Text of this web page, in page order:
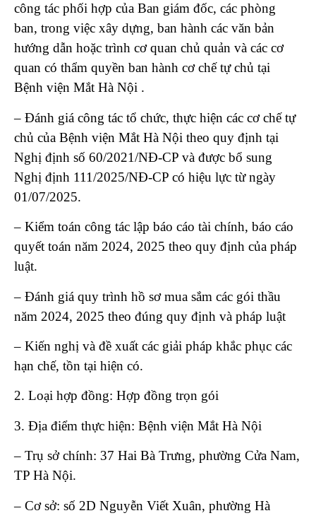
công tác phối hợp của Ban giám đốc, các phòng
ban, trong việc xây dựng, ban hành các văn bản
hướng dẫn hoặc trình cơ quan chủ quản và các cơ
quan có thẩm quyền ban hành cơ chế tự chủ tại
Bệnh viện Mắt Hà Nội .
– Đánh giá công tác tổ chức, thực hiện các cơ chế tự
chủ của Bệnh viện Mắt Hà Nội theo quy định tại
Nghị định số 60/2021/NĐ-CP và được bổ sung
Nghị định 111/2025/NĐ-CP có hiệu lực từ ngày
01/07/2025.
– Kiểm toán công tác lập báo cáo tài chính, báo cáo
quyết toán năm 2024, 2025 theo quy định của pháp
luật.
– Đánh giá quy trình hồ sơ mua sắm các gói thầu
năm 2024, 2025 theo đúng quy định và pháp luật
– Kiến nghị và đề xuất các giải pháp khắc phục các
hạn chế, tồn tại hiện có.
2. Loại hợp đồng: Hợp đồng trọn gói
3. Địa điểm thực hiện: Bệnh viện Mắt Hà Nội
– Trụ sở chính: 37 Hai Bà Trưng, phường Cửa Nam,
TP Hà Nội.
– Cơ sở: số 2D Nguyễn Viết Xuân, phường Hà